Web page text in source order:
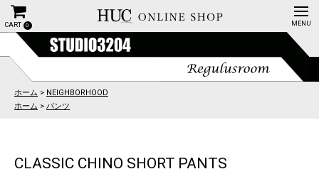
CART 0
ホーム > NEIGHBORHOOD
ホーム >パンツ
CLASSIC CHINO SHORT PANTS